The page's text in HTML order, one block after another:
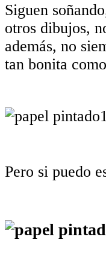
Siguen
otros dibujos,
además, no
tan bonita
Pero si puedo